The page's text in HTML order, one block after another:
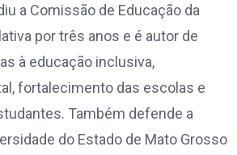
a Comissão de Educação da
por três anos e é autor de
à educação inclusiva,
fortalecimento das escolas e
Também defende a
do Estado de Mato Grosso